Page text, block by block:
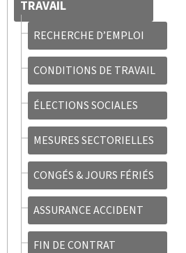
TRAVAIL
RECHERCHE D’EMPLOI
CONDITIONS DE TRAVAIL
ÉLECTIONS SOCIALES
MESURES SECTORIELLES
CONGÉS & JOURS FÉRIÉS
ASSURANCE ACCIDENT
FIN DE CONTRAT